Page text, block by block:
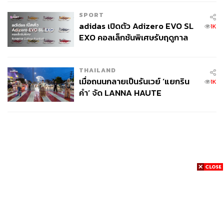
SPORT
adidas เปิดตัว Adizero EVO SL
EXO คอลเล็กชันพิเศษรับฤดูกาล
1K
THAILAND
เมื่อถนนกลายเป็นรันเวย์ ‘แยกริน
คำ’ จัด LANNA HAUTE
1K